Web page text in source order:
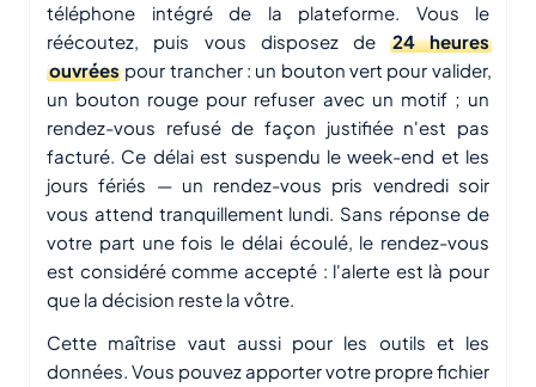
téléphone intégré de la plateforme. Vous le
réécoutez, puis vous disposez de24 heures
ouvrées pour trancher : un bouton vert pour valider,
un bouton rouge pour refuser avec un motif ; un
rendez-vous refusé de façon justifiée n'est pas
facturé. Ce délai est suspendu le week-end et les
jours fériés — un rendez-vous pris vendredi soir
vous attend tranquillement lundi. Sans réponse de
votre part une fois le délai écoulé, le rendez-vous
est considéré comme accepté : l'alerte est là pour
que la décision reste la vôtre.
Cette maîtrise vaut aussi pour les outils et les
données. Vous pouvez apporter votre propre fichier